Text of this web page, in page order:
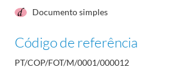
1924/1924Documento simples
Código de referência
PT/COP/FOT/M/0001/000012